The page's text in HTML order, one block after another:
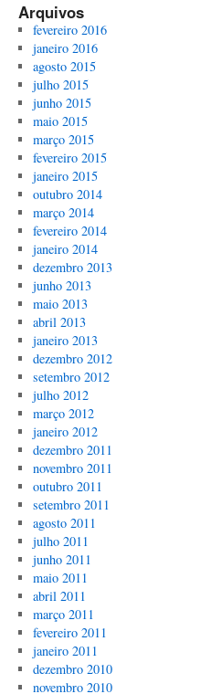
Arquivos
fevereiro 2016
janeiro 2016
agosto 2015
julho 2015
junho 2015
maio 2015
março 2015
fevereiro 2015
janeiro 2015
outubro 2014
março 2014
fevereiro 2014
janeiro 2014
dezembro 2013
junho 2013
maio 2013
abril 2013
janeiro 2013
dezembro 2012
setembro 2012
julho 2012
março 2012
janeiro 2012
dezembro 2011
novembro 2011
outubro 2011
setembro 2011
agosto 2011
julho 2011
junho 2011
maio 2011
abril 2011
março 2011
fevereiro 2011
janeiro 2011
dezembro 2010
novembro 2010